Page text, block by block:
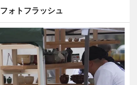
フォトフラッシュ